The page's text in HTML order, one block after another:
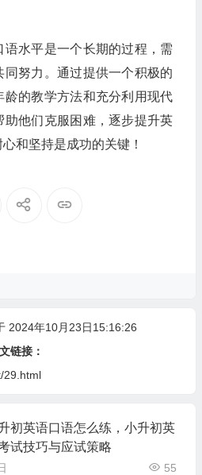
水平是一个长期的过程，需
努力。通过提供一个积极的
龄的教学方法和充分利用现代
助他们克服困难，逐步提升英
和坚持是成功的关键！
2024年10月23日15:16:26
链接：
29.html
初英语口语怎么练，小升初英
试技巧与应试策略
55